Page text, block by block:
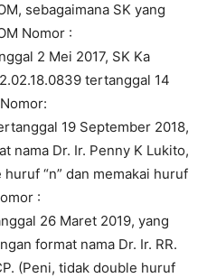
sebagaimana SK yang
Nomor :
2 Mei 2017, SK Ka
tertanggal 14
19 September 2018,
nama Dr. Ir. Penny K Lukito,
“n” dan memakai huruf
:
26 Maret 2019, yang
format nama Dr. Ir. RR.
(Peni, tidak double huruf